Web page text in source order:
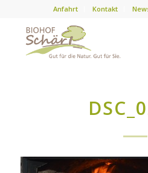
Anfahrt Kontakt